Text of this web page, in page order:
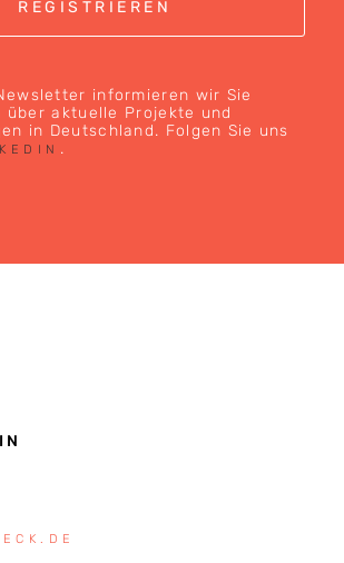
informieren wir Sie
aktuelle Projekte und
in Deutschland. Folgen Sie uns
.